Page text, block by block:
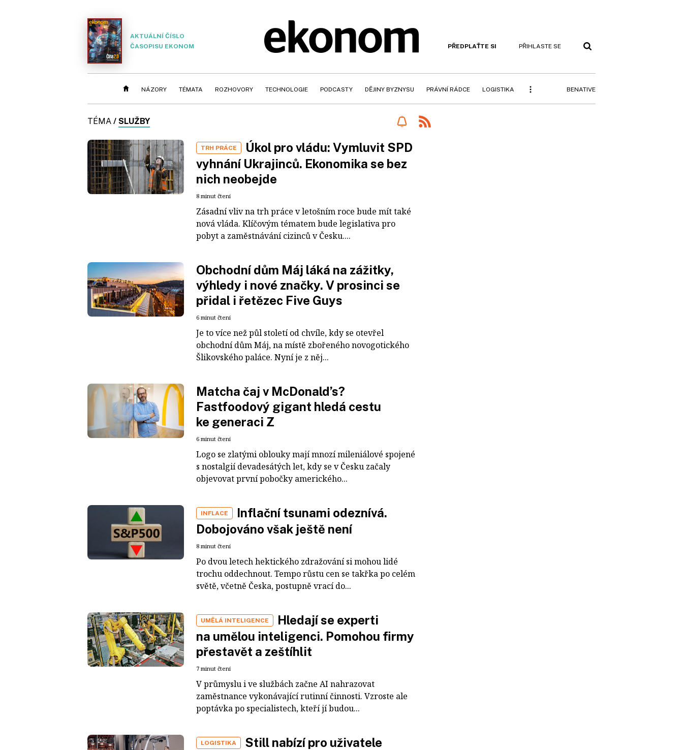
AKTUÁLNÍ ČÍSLO
ČASOPISU EKONOM
PŘEDPLAŤTE SI PŘIHLASTE SE
NÁZORY TÉMATA ROZHOVORY TECHNOLOGIE PODCASTY DĚJINY BYZNYSU PRÁVNÍ RÁDCE LOGISTIKA BENATIVE
TÉMA / SLUŽBY
TRH PRÁCE
Úkol pro vládu: Vymluvit SPD
vyhnání Ukrajinců. Ekonomika se bez
nich neobejde
8 minut čtení
Zásadní vliv na trh práce v letošním roce bude mít také
nová vláda. Klíčovým tématem bude legislativa pro
pobyt a zaměstnávání cizinců v Česku....
Obchodní dům Máj láká na zážitky,
výhledy i nové značky. V prosinci se
přidal i řetězec Five Guys
6 minut čtení
Je to více než půl století od chvíle, kdy se otevřel
obchodní dům Máj, na místě zbořeného novogotického
Šlikovského paláce. Nyní je z něj...
Matcha čaj v McDonald’s?
Fastfoodový gigant hledá cestu
ke generaci Z
6 minut čtení
Logo se zlatými oblouky mají mnozí mileniálové spojené
s nostalgií devadesátých let, kdy se v Česku začaly
objevovat první pobočky amerického...
INFLACE
Inflační tsunami odeznívá.
Dobojováno však ještě není
8 minut čtení
Po dvou letech hektického zdražování si mohou lidé
trochu oddechnout. Tempo růstu cen se takřka po celém
světě, včetně Česka, postupně vrací do...
UMĚLÁ INTELIGENCE
Hledají se experti
na umělou inteligenci. Pomohou firmy
přestavět a zeštíhlit
7 minut čtení
V průmyslu i ve službách začne AI nahrazovat
zaměstnance vykonávající rutinní činnosti. Vzroste ale
poptávka po specialistech, kteří jí budou...
LOGISTIKA
Still nabízí pro uživatele